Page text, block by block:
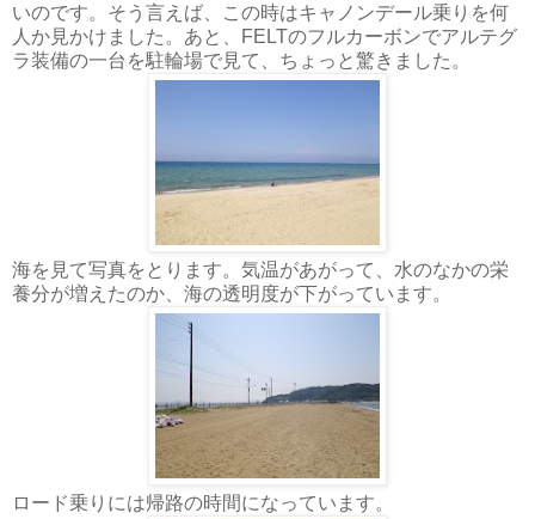
いのです。そう言えば、この時はキャノンデール乗りを何
人か見かけました。あと、FELTのフルカーボンでアルテグ
ラ装備の一台を駐輪場で見て、ちょっと驚きました。
海を見て写真をとります。気温があがって、水のなかの栄
養分が増えたのか、海の透明度が下がっています。
ロード乗りには帰路の時間になっています。